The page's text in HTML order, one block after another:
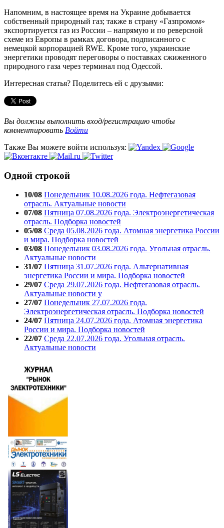
Напомним, в настоящее время на Украине добывается
собственный природный газ; также в страну «Газпромом»
экспортируется газ из России – напрямую и по реверсной
схеме из Европы в рамках договора, подписанного с
немецкой корпорацией RWE. Кроме того, украинские
энергетики проводят переговоры о поставках сжиженного
природного газа через терминал под Одессой.
Интересная статья? Поделитесь ей с друзьями:
Вы должны выполнить вход/регистрацию чтобы
комментировать Войти
Также Вы можете войти используя:
Одной строкой
10/08 Понедельник 10.08.2026 года. Нефтегазовая
отрасль. Актуальные новости
07/08 Пятница 07.08.2026 года. Электроэнергетическая
отрасль. Подборка новостей
05/08 Среда 05.08.2026 года. Атомная энергетика России
и мира. Подборка новостей
03/08 Понедельник 03.08.2026 года. Угольная отрасль.
Актуальные новости
31/07 Пятница 31.07.2026 года. Альтернативная
энергетика России и мира. Подборка новостей
29/07 Среда 29.07.2026 года. Нефтегазовая отрасль.
Актуальные новости у
27/07 Понедельник 27.07.2026 года.
Электроэнергетическая отрасль. Подборка новостей
24/07 Пятница 24.07.2026 года. Атомная энергетика
России и мира. Подборка новостей
22/07 Среда 22.07.2026 года. Угольная отрасль.
Актуальные новости